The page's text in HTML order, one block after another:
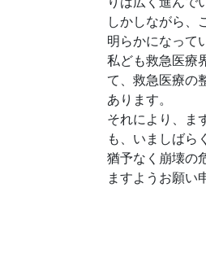
しかしながら、
明らかになって
私ども救急医療
て、救急医療の
あります。
それにより、ま
も、いましばら
猶予なく崩壊の
ますようお願い